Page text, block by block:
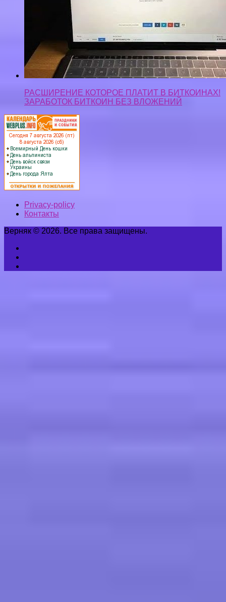
Privacy-policy
Контакты